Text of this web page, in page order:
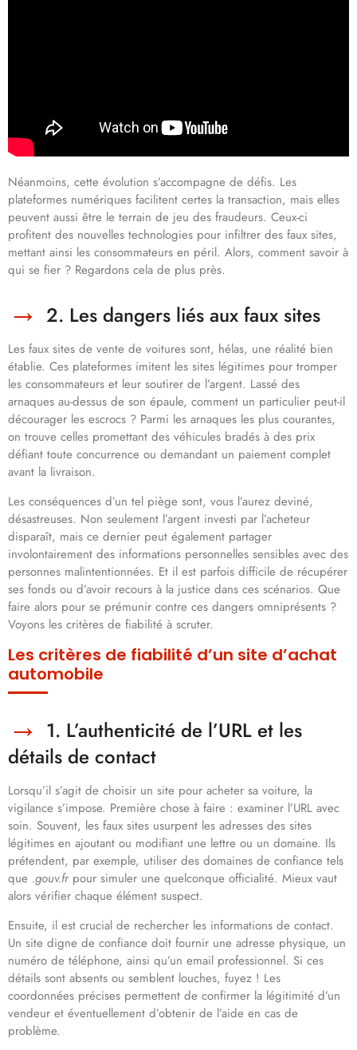
Néanmoins, cette évolution s’accompagne de défis. Les
plateformes numériques facilitent certes la transaction, mais elles
peuvent aussi être le terrain de jeu des fraudeurs. Ceux-ci
profitent des nouvelles technologies pour infiltrer des faux sites,
mettant ainsi les consommateurs en péril. Alors, comment savoir à
qui se fier ? Regardons cela de plus près.
2. Les dangers liés aux faux sites
Les faux sites de vente de voitures sont, hélas, une réalité bien
établie. Ces plateformes imitent les sites légitimes pour tromper
les consommateurs et leur soutirer de l’argent. Lassé des
arnaques au-dessus de son épaule, comment un particulier peut-il
décourager les escrocs ? Parmi les arnaques les plus courantes,
on trouve celles promettant des véhicules bradés à des prix
défiant toute concurrence ou demandant un paiement complet
avant la livraison.
Les conséquences d’un tel piège sont, vous l’aurez deviné,
désastreuses. Non seulement l’argent investi par l’acheteur
disparaît, mais ce dernier peut également partager
involontairement des informations personnelles sensibles avec des
personnes malintentionnées. Et il est parfois difficile de récupérer
ses fonds ou d’avoir recours à la justice dans ces scénarios. Que
faire alors pour se prémunir contre ces dangers omniprésents ?
Voyons les critères de fiabilité à scruter.
Les critères de fiabilité d’un site d’achat
automobile
1. L’authenticité de l’URL et les
détails de contact
Lorsqu’il s’agit de choisir un site pour acheter sa voiture, la
vigilance s’impose. Première chose à faire : examiner l’URL avec
soin. Souvent, les faux sites usurpent les adresses des sites
légitimes en ajoutant ou modifiant une lettre ou un domaine. Ils
prétendent, par exemple, utiliser des domaines de confiance tels
que .gouv.frpour simuler une quelconque officialité. Mieux vaut
alors vérifier chaque élément suspect.
Ensuite, il est crucial de rechercher les informations de contact.
Un site digne de confiance doit fournir une adresse physique, un
numéro de téléphone, ainsi qu’un email professionnel. Si ces
détails sont absents ou semblent louches, fuyez ! Les
coordonnées précises permettent de confirmer la légitimité d’un
vendeur et éventuellement d’obtenir de l’aide en cas de
problème.